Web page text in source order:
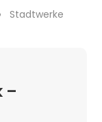
›
Stadtwerke
–